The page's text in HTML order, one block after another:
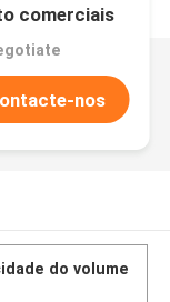
comerciais
nos
do volume